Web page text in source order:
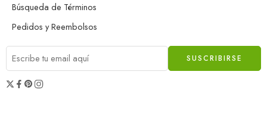
Búsqueda de Términos
Pedidos y Reembolsos